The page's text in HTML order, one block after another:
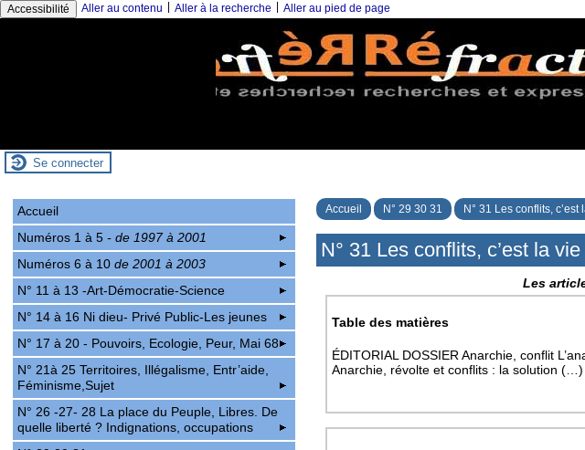
Accessibilité Aller au contenu Aller à la recherche Aller au pied de page
Se connecter
Accueil N° 29 30 31 N° 31 Les conflits,
N° 31 Les conflits, c’est la
Les
Table des matières
ÉDITORIAL DOSSIER Anarchie, conflit
Anarchie, révolte et conflits : la solution (…)
Accueil
Numéros 1 à 5- de 1997 à 2001
Numéros 6 à 10de 2001 à 2003
N° 11 à 13 -Art-Démocratie-Science
N° 14 à 16 Ni dieu- Privé Public-Les jeunes
N° 17 à 20 - Pouvoirs, Ecologie, Peur, Mai 68
N° 21à 25 Territoires, Illégalisme, Entr’aide,
Féminisme,Sujet
N° 26 -27- 28 La place du Peuple, Libres. De
quelle liberté ? Indignations, occupations